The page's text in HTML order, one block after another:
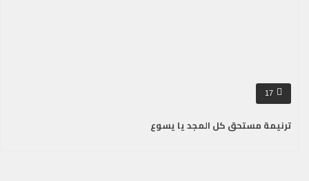
17
ترنيمة مستحق كل المجد يا يسوع